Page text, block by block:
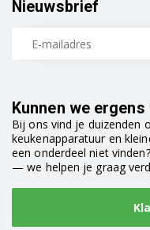
Kunnen we
Bij ons vind je duizenden
keukenapparatuur en
een onderdeel niet
— we helpen je graag
Nieuwsbrief